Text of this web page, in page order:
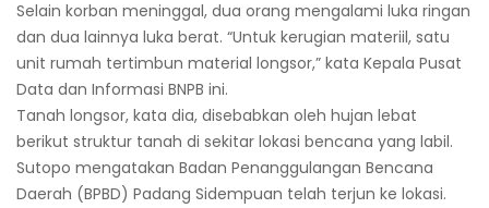
Selain korban meninggal, dua orang mengalami luka ringan
dan dua lainnya luka berat. “Untuk kerugian materiil, satu
unit rumah tertimbun material longsor,” kata Kepala Pusat
Data dan Informasi BNPB ini.
Tanah longsor, kata dia, disebabkan oleh hujan lebat
berikut struktur tanah di sekitar lokasi bencana yang labil.
Sutopo mengatakan Badan Penanggulangan Bencana
Daerah (BPBD) Padang Sidempuan telah terjun ke lokasi.